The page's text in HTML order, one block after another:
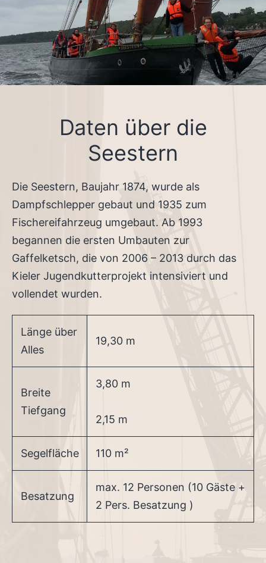
Daten über die
Seestern
Die Seestern, Baujahr 1874, wurde als
Dampfschlepper gebaut und 1935 zum
Fischereifahrzeug umgebaut. Ab 1993
begannen die ersten Umbauten zur
Gaffelketsch, die von 2006 – 2013 durch das
Kieler Jugendkutterprojekt intensiviert und
vollendet wurden.
Länge über
Alles
19,30 m
Breite
Tiefgang
3,80 m
2,15 m
Segelfläche 110 m²
Besatzung
max. 12 Personen (10 Gäste +
2 Pers. Besatzung )